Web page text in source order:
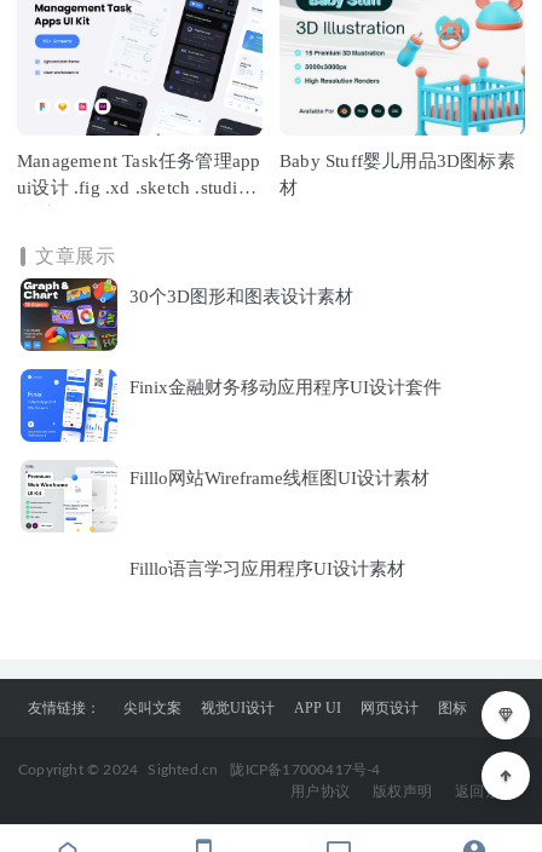
Management Task任务管理app
ui设计 .fig .xd .sketch .studio
Baby Stuff婴儿用品3D图标素
材
文章展示
30个3D图形和图表设计素材
Finix金融财务移动应用程序UI设计套件
Filllo网站Wireframe线框图UI设计素材
Filllo语言学习应用程序UI设计素材
友情链接： 尖叫文案 视觉UI设计 APP UI 网页设计 图标
Copyright © 2024 Sighted.cn
陇ICP备17000417号-4
用户协议
版权声明 返回顶部